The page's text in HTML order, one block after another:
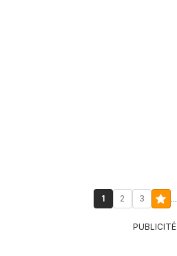
1 2 3 ...
PUBLICITÉ